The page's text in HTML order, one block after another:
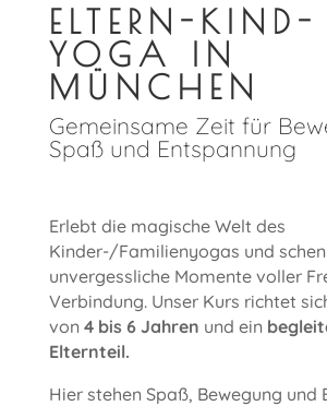
ELTERN-KIND-
YOGA IN
MÜNCHEN
Gemeinsame Zeit für
Spaß und Entspannung
Erlebt die magische Welt des
Kinder-/Familienyogas und
unvergessliche Momente voller
Verbindung. Unser Kurs richtet
von 4bis 6 Jahren und ein
Elternteil.
Hier stehen Spaß, Bewegung und